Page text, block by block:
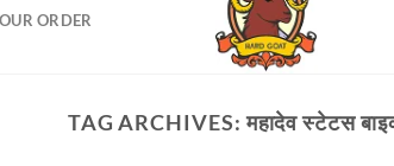
ORDER
TAG ARCHIVES:महादेव स्टेटस